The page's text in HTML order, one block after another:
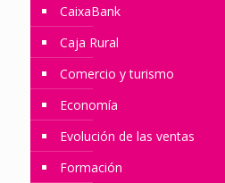
CaixaBank
Caja Rural
Comercio y turismo
Economía
Evolución de las ventas
Formación